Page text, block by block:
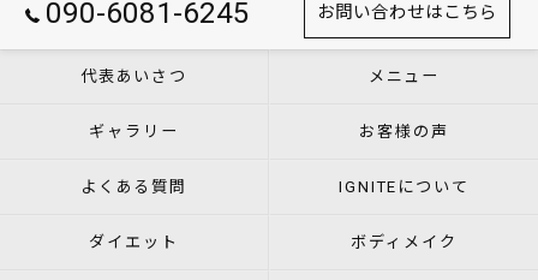
090-6081-6245 お問い合わせはこちら
代表あいさつ メニュー
ギャラリー お客様の声
よくある質問 IGNITEについて
ダイエット ボディメイク